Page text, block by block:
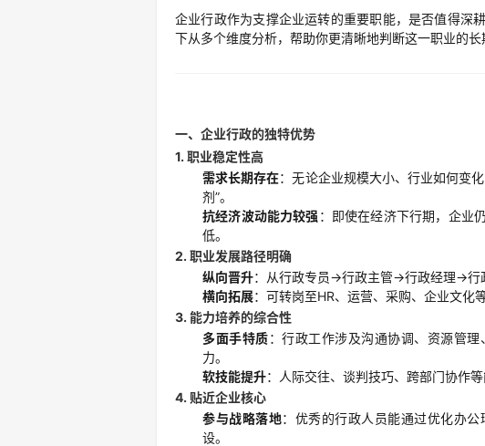
企业行政作为支撑企业运转的重要职能，是否值得深
下从多个维度分析，帮助你更清晰地判断这一职业的长
一、企业行政的独特优势
1. 职业稳定性高
需求长期存在：无论企业规模大小、行业如何变
剂”。
抗经济波动能力较强 ：即使在经济下行期，企业
低。
2. 职业发展路径明确
纵向晋升：从行政专员→行政主管→行政经理→行
横向拓展：可转岗至HR、运营、采购、企业文化
3. 能力培养的综合性
多面手特质：行政工作涉及沟通协调、资源管
力。
软技能提升：人际交往、谈判技巧、跨部门协作
4. 贴近企业核心
参与战略落地：优秀的行政人员能通过优化办
设。